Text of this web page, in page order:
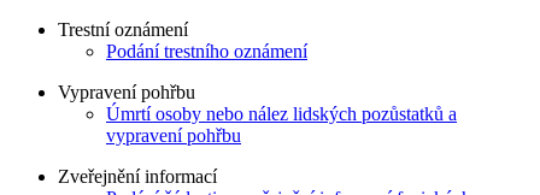
Trestní oznámení
Podání trestního oznámení
Vypravení pohřbu
Úmrtí osoby nebo nález lidských pozůstatků a
vypravení pohřbu
Zveřejnění informací